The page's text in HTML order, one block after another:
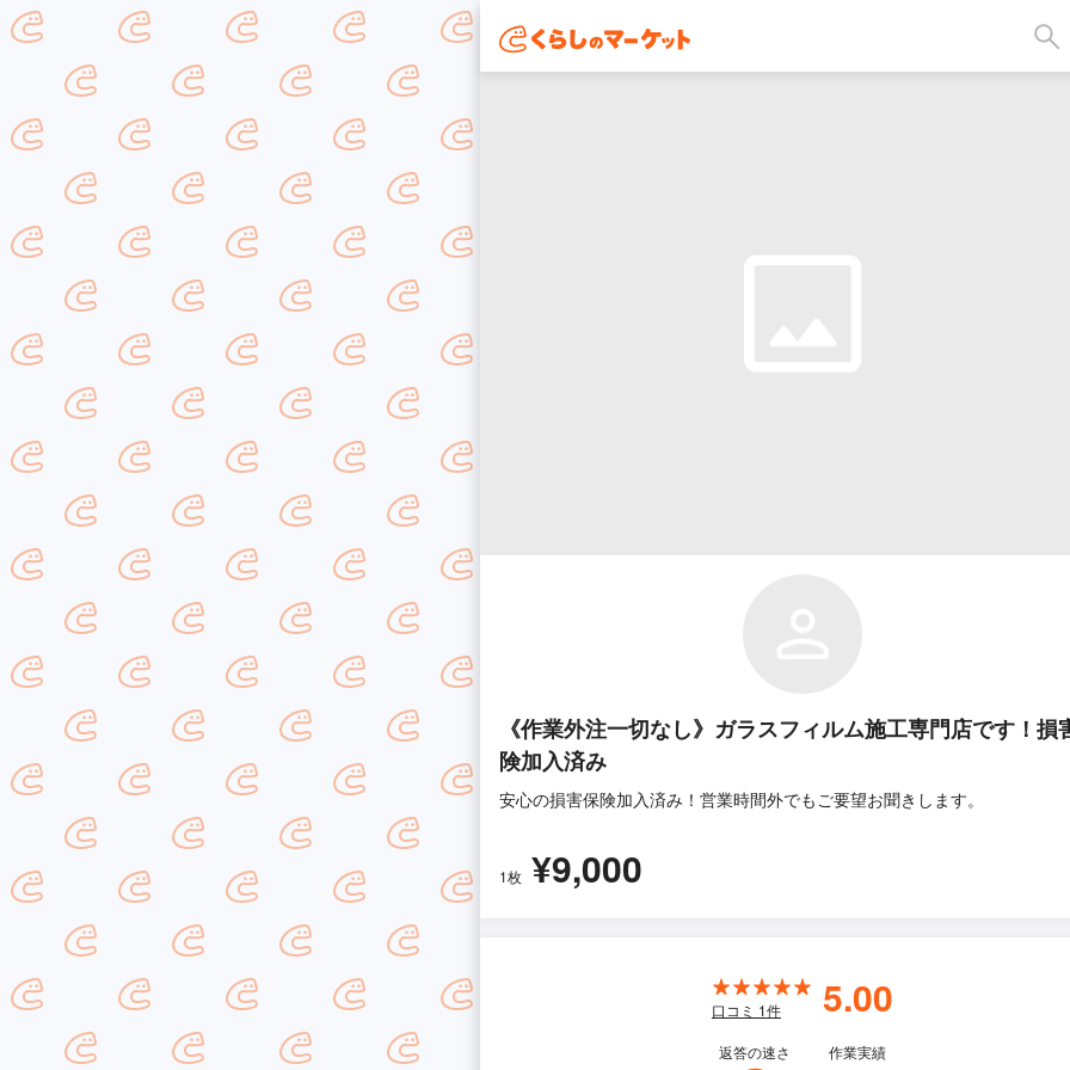
《作業外注一切なし》ガラスフィルム施工専門店です！損
険加入済み
安心の損害保険加入済み！営業時間外でもご要望お聞きします。
1枚 ¥9,000
口コミ 1件 5.00
返答の速さ 作業実績